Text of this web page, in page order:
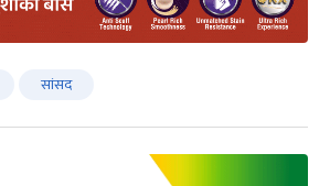
सांसद